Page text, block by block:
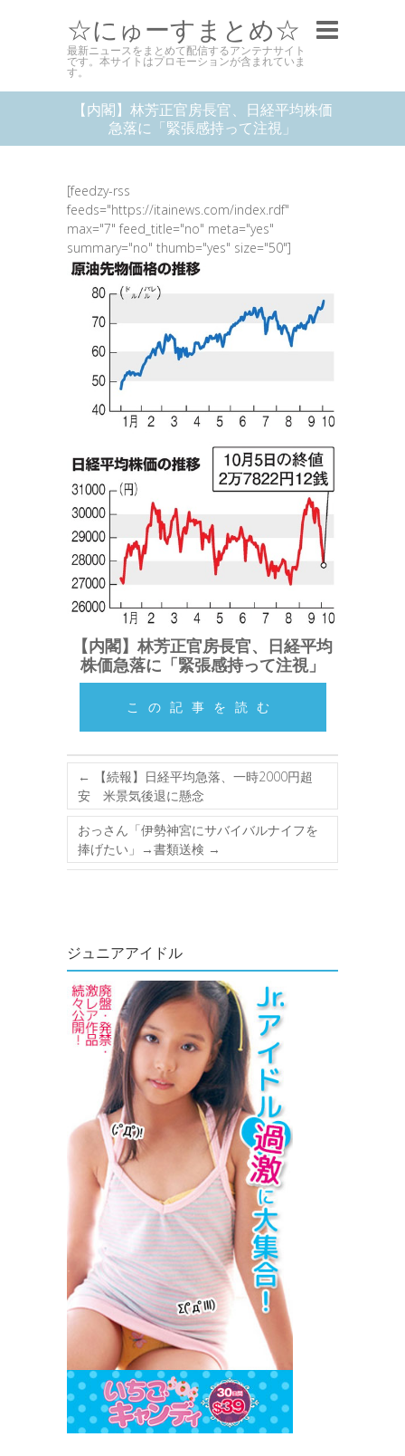
☆にゅーすまとめ☆
最新ニュースをまとめて配信するアンテナサイト
です。本サイトはプロモーションが含まれていま
す。
【内閣】林芳正官房長官、日経平均株価
急落に「緊張感持って注視」
[feedzy-rss
feeds="https://itainews.com/index.rdf"
max="7" feed_title="no" meta="yes"
summary="no" thumb="yes" size="50"]
【内閣】林芳正官房長官、日経平均
株価急落に「緊張感持って注視」
この記事を読む
←
【続報】日経平均急落、一時2000円超
安 米景気後退に懸念
おっさん「伊勢神宮にサバイバルナイフを
捧げたい」→書類送検 →
ジュニアアイドル